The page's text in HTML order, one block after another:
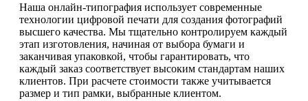
Наша онлайн-типография использует современные
технологии цифровой печати для создания фотографий
высшего качества. Мы тщательно контролируем каждый
этап изготовления, начиная от выбора бумаги и
заканчивая упаковкой, чтобы гарантировать, что
каждый заказ соответствует высоким стандартам наших
клиентов. При расчете стоимости также учитывается
размер и тип рамки, выбранные клиентом.